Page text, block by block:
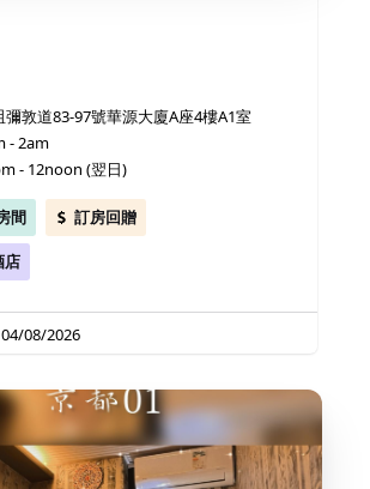
彌敦道83-97號華源大廈A座4樓A1室
- 2am
- 12noon (翌日)
間 訂房回贈
店
08/2026